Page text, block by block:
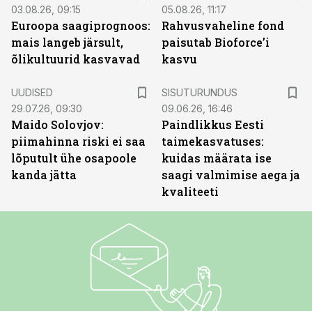
03.08.26, 09:15
Euroopa saagiprognoos:
mais langeb järsult,
õlikultuurid kasvavad
05.08.26, 11:17
Rahvusvaheline fond
paisutab Bioforce’i
kasvu
UUDISED
29.07.26, 09:30
Maido Solovjov:
piimahinna riski ei saa
lõputult ühe osapoole
kanda jätta
SISUTURUNDUS
09.06.26, 16:46
Paindlikkus Eesti
taimekasvatuses:
kuidas määrata ise
saagi valmimise aega ja
kvaliteeti